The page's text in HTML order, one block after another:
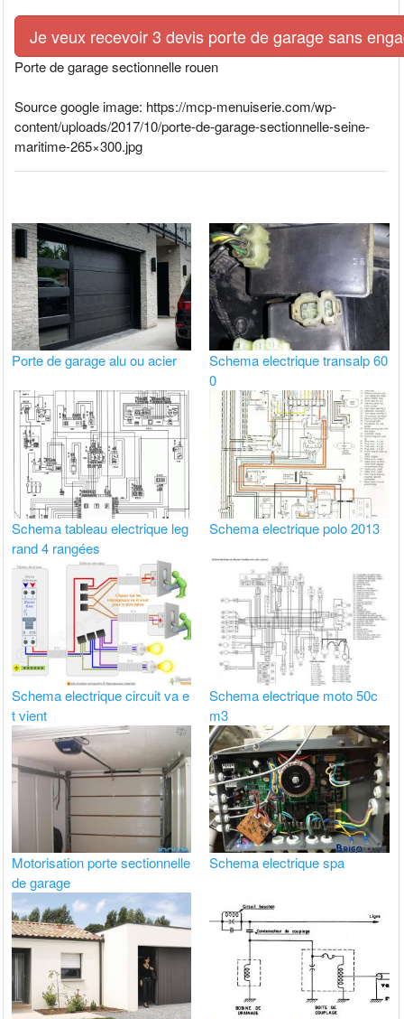
Je veux recevoir 3 devis porte de garage sans
Porte de garage sectionnelle rouen
Source google image: https://mcp-menuiserie.com/wp-
content/uploads/2017/10/porte-de-garage-sectionnelle-seine-
maritime-265×300.jpg
Porte de garage alu ou acier
Schema electrique transalp 60
0
Schema tableau electrique leg
rand 4 rangées
Schema electrique polo 2013
Schema electrique circuit va e
t vient
Schema electrique moto 50c
m3
Motorisation porte sectionnelle
de garage
Schema electrique spa